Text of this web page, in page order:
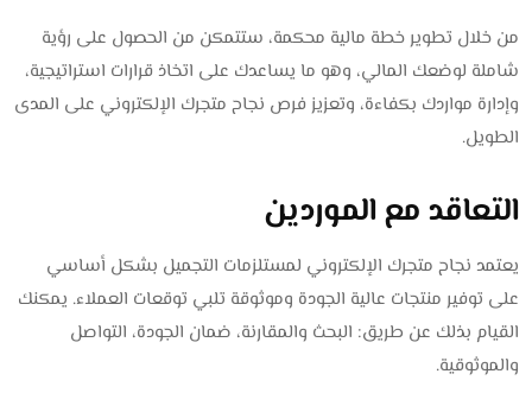
من خلال تطوير خطة مالية محكمة، ستتمكن من الحصول على رؤية
شاملة لوضعك المالي، وهو ما يساعدك على اتخاذ قرارات استراتيجية،
وإدارة مواردك بكفاءة، وتعزيز فرص نجاح متجرك الإلكتروني على المدى
الطويل.
التعاقد مع الموردين
يعتمد نجاح متجرك الإلكتروني لمستلزمات التجميل بشكل أساسي
على توفير منتجات عالية الجودة وموثوقة تلبي توقعات العملاء. يمكنك
القيام بذلك عن طريق: البحث والمقارنة، ضمان الجودة، التواصل
والموثوقية.